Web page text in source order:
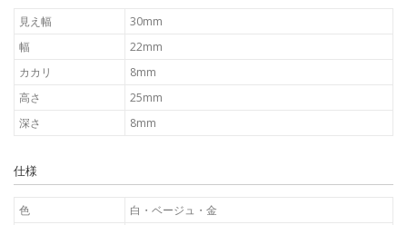
見え幅
30mm
幅
22mm
カカリ
8mm
高さ
25mm
深さ
8mm
仕様
色
白・ベージュ・金